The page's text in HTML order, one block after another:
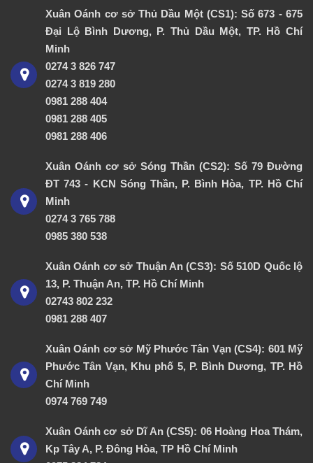
Xuân Oánh cơ sở Thủ Dầu Một (CS1): Số 673 - 675
Đại Lộ Bình Dương, P. Thủ Dầu Một, TP. Hồ Chí
Minh
0274 3 826 747
0274 3 819 280
0981 288 404
0981 288 405
0981 288 406
Xuân Oánh cơ sở Sóng Thần (CS2): Số 79 Đường
ĐT 743 - KCN Sóng Thần, P. Bình Hòa, TP. Hồ Chí
Minh
0274 3 765 788
0985 380 538
Xuân Oánh cơ sở Thuận An (CS3): Số 510D Quốc lộ
13, P. Thuận An, TP. Hồ Chí Minh
02743 802 232
0981 288 407
Xuân Oánh cơ sở Mỹ Phước Tân Vạn (CS4): 601 Mỹ
Phước Tân Vạn, Khu phố 5, P. Bình Dương, TP. Hồ
Chí Minh
0974 769 749
Xuân Oánh cơ sở Dĩ An (CS5): 06 Hoàng Hoa Thám,
Kp Tây A, P. Đông Hòa, TP Hồ Chí Minh